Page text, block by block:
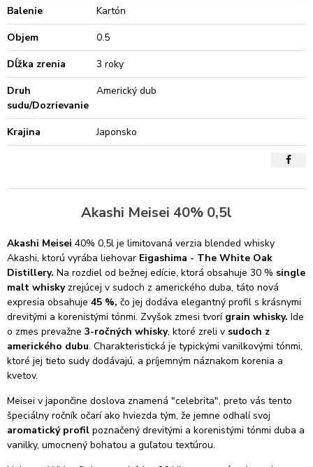
Balenie
Kartón
Objem
0.5
Dĺžka zrenia
3 roky
Druh
sudu/Dozrievanie
Americký dub
Krajina Japonsko
Akashi Meisei 40% 0,5l
Akashi Meisei 40% 0,5l je limitovaná verzia blended whisky
Akashi, ktorú vyrába liehovar Eigashima - The White Oak
Distillery. Na rozdiel od bežnej edície, ktorá obsahuje 30 % single
malt whiskyzrejúcej v sudoch z amerického duba, táto nová
expresia obsahuje 45 %, čo jej dodáva elegantný profil s krásnymi
drevitými a korenistými tónmi. Zvyšok zmesi tvorí grain whisky. Ide
o zmes prevažne 3-ročných whisky, ktoré zreli v sudoch z
amerického dubu. Charakteristická je typickými vanilkovými tónmi,
ktoré jej tieto sudy dodávajú, a príjemným náznakom korenia a
kvetov.
Meisei v japončine doslova znamená "celebrita", preto vás tento
špeciálny ročník očarí ako hviezda tým, že jemne odhalí svoj
aromatický profil poznačený drevitými a korenistými tónmi duba a
vanilky, umocnený bohatou a guľatou textúrou.